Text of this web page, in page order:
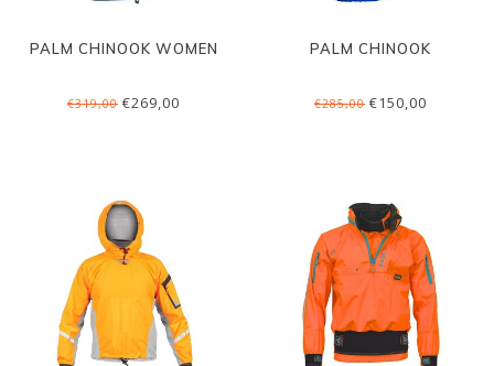
PALM CHINOOK WOMEN
€319,00 €269,00
PALM CHINOOK
€285,00 €150,00